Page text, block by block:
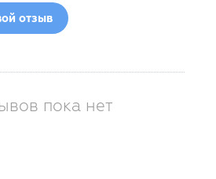
отзыв
пока нет